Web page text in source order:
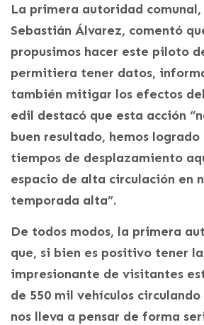
La primera autoridad
Sebastián Álvarez, comentó
propusimos hacer este piloto
permitiera tener datos,
también mitigar los efectos
edil destacó que esta acción
buen resultado, hemos
tiempos de desplazamiento
espacio de alta circulación en
temporada alta”.
De todos modos, la primera
que, si bien es positivo tener
impresionante de visitantes
de 550 mil vehículos circulando
nos lleva a pensar de forma